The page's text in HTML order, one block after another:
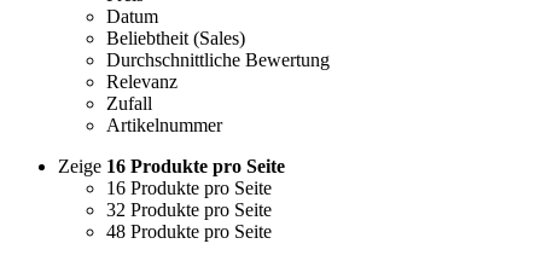
Datum
Beliebtheit (Sales)
Durchschnittliche Bewertung
Relevanz
Zufall
Artikelnummer
Zeige 16 Produkte pro Seite
16 Produkte pro Seite
32 Produkte pro Seite
48 Produkte pro Seite